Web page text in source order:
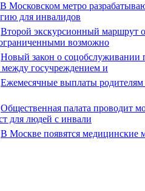
В Московском метро
для инвалидов
Второй экскурсионный маршрут
возможно
Новый закон о соцобслуживании
госучреждением и
Ежемесячные выплаты
Общественная палата проводит
для людей с инвали
В Москве появятся медицинские